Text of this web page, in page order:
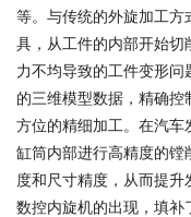
等。与传统的外旋加工方
具，从工件的内部开始切
力不均导致的工件变形
的三维模型数据，精确
方位的精细加工。在汽
缸筒内部进行高精度的
度和尺寸精度，从而提升
数控内旋机的出现，填